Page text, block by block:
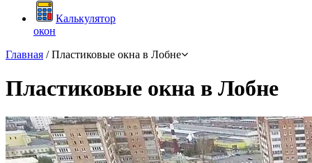
Калькулятор
окон
Главная / Пластиковые окна в Лобне
Пластиковые окна в Лобне